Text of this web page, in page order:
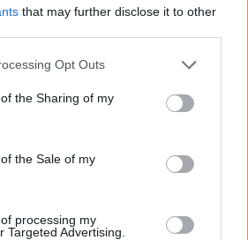
that may further disclose it to other
Opt Outs
the Sharing of my
the Sale of my
processing my
Targeted Advertising.